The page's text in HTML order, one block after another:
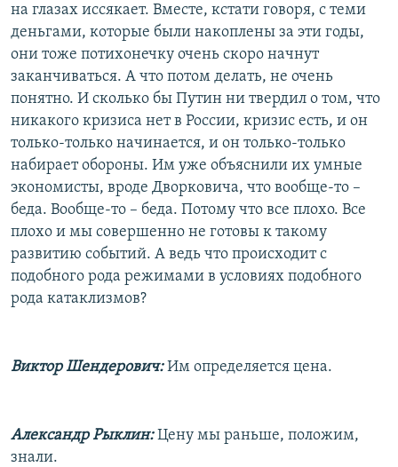
на глазах иссякает. Вместе, кстати говоря, с теми
деньгами, которые были накоплены за эти годы,
они тоже потихонечку очень скоро начнут
заканчиваться. А что потом делать, не очень
понятно. И сколько бы Путин ни твердил о том, что
никакого кризиса нет в России, кризис есть, и он
только-только начинается, и он только-только
набирает обороны. Им уже объяснили их умные
экономисты, вроде Дворковича, что вообще-то –
беда. Вообще-то – беда. Потому что все плохо. Все
плохо и мы совершенно не готовы к такому
развитию событий. А ведь что происходит с
подобного рода режимами в условиях подобного
рода катаклизмов?
Виктор Шендерович:Им определяется цена.
Александр Рыклин:Цену мы раньше, положим,
знали.